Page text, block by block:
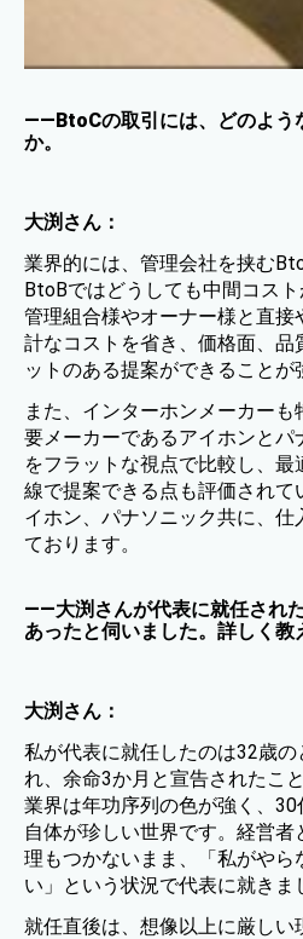
——BtoCの取引には、どのよう
か。
大渕さん：
業界的には、管理会社を挟む
BtoBではどうしても中間コス
管理組合様やオーナー様と直接
計なコストを省き、価格面、品
ットのある提案ができることが
また、インターホンメーカー
要メーカーであるアイホンとパ
をフラットな視点で比較し、最
線で提案できる点も評価されて
イホン、パナソニック共に、仕
ております。
——大渕さんが代表に就任され
あったと伺いました。詳しく教
大渕さん：
私が代表に就任したのは32歳
れ、余命3か月と宣告されたこ
業界は年功序列の色が強く、
自体が珍しい世界です。経営
理もつかないまま、「私がやら
い」という状況で代表に就きま
就任直後は、想像以上に厳しい